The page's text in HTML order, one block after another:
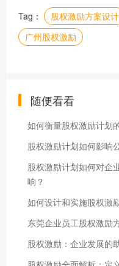
Tag： 股权激励方案设计
广州股权激励
随便看看
如何衡量股权激励计划
股权激励计划如何影响
股权激励计划如何对企
响？
如何设计和实施股权激
东莞企业员工股权激励
股权激励：企业发展的